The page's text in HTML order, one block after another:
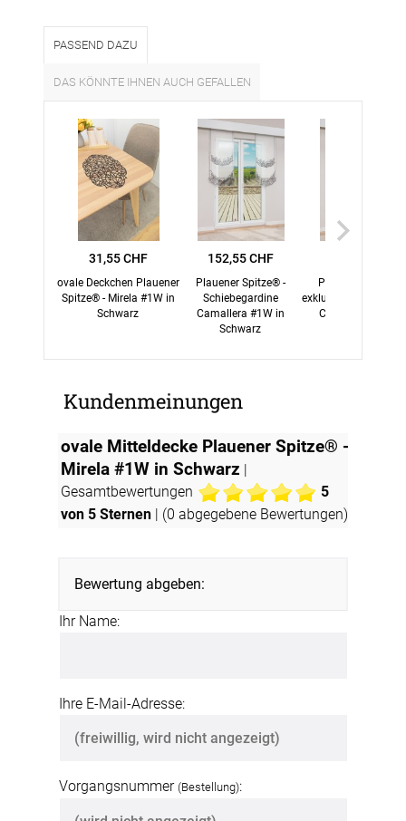
PASSEND DAZU
DAS KÖNNTE IHNEN AUCH GEFALLEN
31,55 CHF
ovale Deckchen Plauener
Spitze® - Mirela #1W in
Schwarz
152,55 CHF
Plauener Spitze® -
Schiebegardine
Camallera #1W in
Schwarz
Plauener Spitze®
exklusive
Camallera #1W in
Kundenmeinungen
ovale Mitteldecke Plauener Spitze® -
Mirela #1W in Schwarz |
Gesamtbewertungen
5
von 5 Sternen
| (0 abgegebene Bewertungen)
Bewertung abgeben:
Ihr Name:
Ihre E-Mail-Adresse:
Vorgangsnummer (Bestellung):